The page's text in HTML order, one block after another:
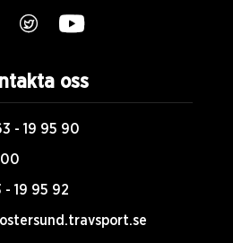
oss
- 19 95 90
- 19 95 92